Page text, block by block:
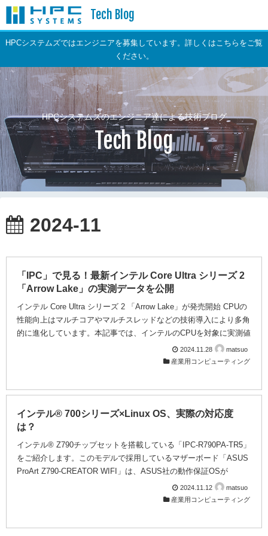
Tech Blog
HPCシステムズではエンジニアを募集しています。詳しくはこちらをご覧
ください。
HPCシステムズのエンジニア達による技術ブログ
Tech Blog
2024-11
「IPC」で見る！最新インテル Core Ultra シリーズ 2
「Arrow Lake」の実測データを公開
インテル Core Ultra シリーズ 2 「Arrow Lake」が発売開始 CPUの
性能向上はマルチコアやマルチスレッドなどの技術導入により多角
的に進化しています。本記事では、インテルのCPUを対象に実測値
に基づく性能比較を行い、IPC（Instructions Per Cycle）の向上や
各世代のベンチマーク結果を解析します。CPUアーキテクチャの進
ます。 インテル Core Ultra (シリーズ 2) 「Arrow Lake」を追加し
ました。（更新：2024/...
2024.11.28
matsuo
産業用コンピューティング
インテル® 700シリーズ×Linux OS、実際の対応度
は？
インテル® Z790チップセットを搭載している「IPC-R790PA-TR5」
をご紹介します。このモデルで採用しているマザーボード「ASUS
ProArt Z790-CREATOR WIFI」は、ASUS社の動作保証OSが
Windowsのみとなっており、Linux系OSの対応は明記されていませ
ん。そこで、人気の高いLinux OS「Ubuntu 20.04 LTS」と
2024.11.12
matsuo
産業用コンピューティング